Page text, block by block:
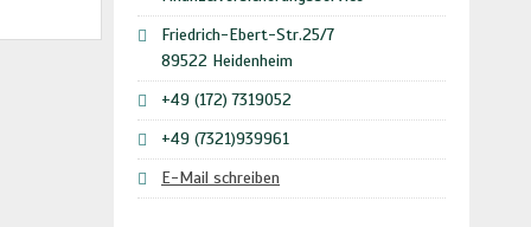
Friedrich-Ebert-Str.25/7
89522 Heidenheim
+49 (172) 7319052
+49 (7321)939961
E-Mail schreiben